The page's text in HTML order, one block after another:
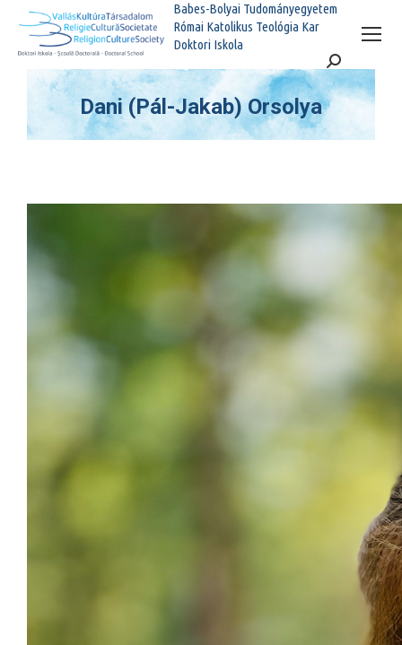
Babes-Bolyai Tudományegyetem
Római Katolikus Teológia Kar
Doktori Iskola
Search:
Dani (Pál-Jakab) Orsolya
You are here: